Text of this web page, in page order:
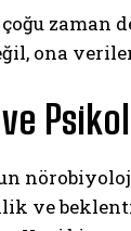
okudum,
zaman
ona
ve